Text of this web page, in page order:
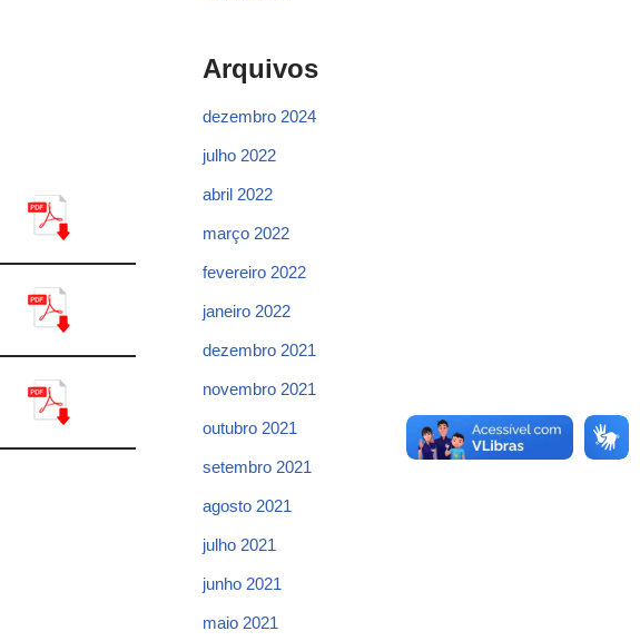
Arquivos
dezembro 2024
julho 2022
abril 2022
março 2022
fevereiro 2022
janeiro 2022
dezembro 2021
novembro 2021
outubro 2021
setembro 2021
agosto 2021
julho 2021
junho 2021
maio 2021